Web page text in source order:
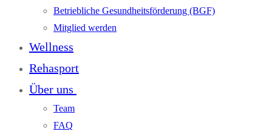
Betriebliche Gesundheitsförderung (BGF)
Mitglied werden
Wellness
Rehasport
Über uns
Team
FAQ